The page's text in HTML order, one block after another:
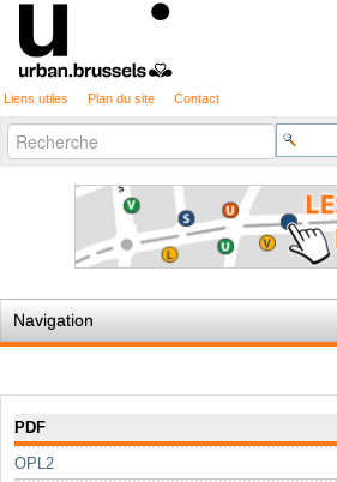
Liens utiles Plan du site Contact
Chercher par
Recherche
avancée…
Navigation
Règles du jeu
Permis d'urbanisme
Cartographie
PDF
OPL2